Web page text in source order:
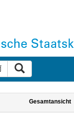
Suche zurücksetzen
Gesamtansicht